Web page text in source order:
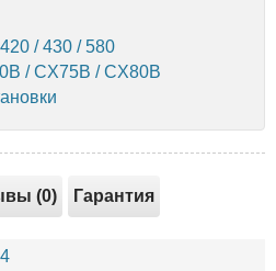
/ 430 / 580
/ CX75B / CX80B
(0) Гарантия